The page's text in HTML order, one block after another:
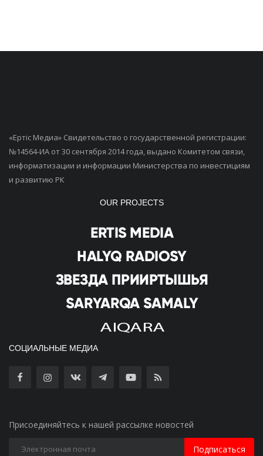
«Ертiс Медиа» Свидетельство о государственной регистрации:
№14564-ИА от 30 сентября 2014 года, выдано Комитетом связи,
информатизации и информации Министерства по инвестициям
и развитию РК
OUR PROJECTS
СОЦИАЛЬНЫЕ МЕДИА
Присоединяйтесь к нашей рассылке новостей
Подписаться